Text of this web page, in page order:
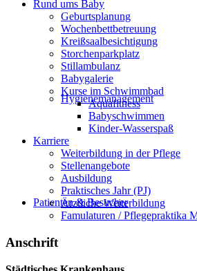
Hygienemanagement
Patienten & Besucher
Rund ums Baby
Geburtsplanung
Wochenbettbetreuung
Kreißsaalbesichtigung
Storchenparkplatz
Stillambulanz
Babygalerie
Kurse im Schwimmbad
Aquafitness
Babyschwimmen
Kinder-Wasserspaß
Karriere
Weiterbildung in der Pflege
Stellenangebote
Ausbildung
Praktisches Jahr (PJ)
Ärztliche Weiterbildung
Famulaturen / Pflegepraktika
Anschrift